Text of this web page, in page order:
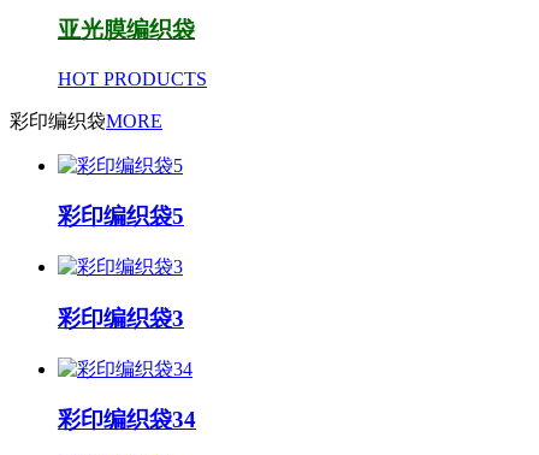
亚光膜编织袋
HOT PRODUCTS
彩印编织袋MORE
彩印编织袋5
彩印编织袋3
彩印编织袋34